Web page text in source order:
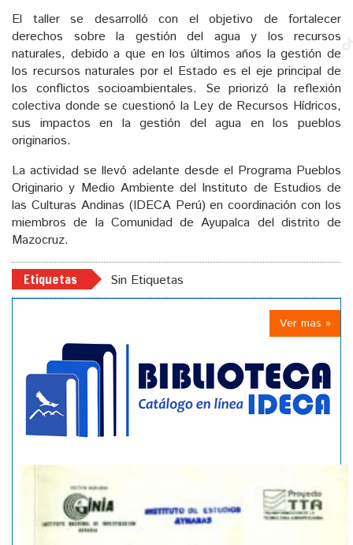
El taller se desarrolló con el objetivo de fortalecer
derechos sobre la gestión del agua y los recursos
naturales, debido a que en los últimos años la gestión de
los recursos naturales por el Estado es el eje principal de
los conflictos socioambientales. Se priorizó la reflexión
colectiva donde se cuestionó la Ley de Recursos Hídricos,
sus impactos en la gestión del agua en los pueblos
originarios.
La actividad se llevó adelante desde el Programa Pueblos
Originario y Medio Ambiente del Instituto de Estudios de
las Culturas Andinas (IDECA Perú) en coordinación con los
miembros de la Comunidad de Ayupalca del distrito de
Mazocruz.
Etiquetas Sin Etiquetas
Ver mas »